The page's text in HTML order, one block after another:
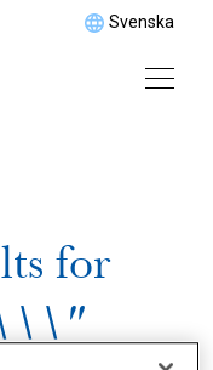
Svenska
for